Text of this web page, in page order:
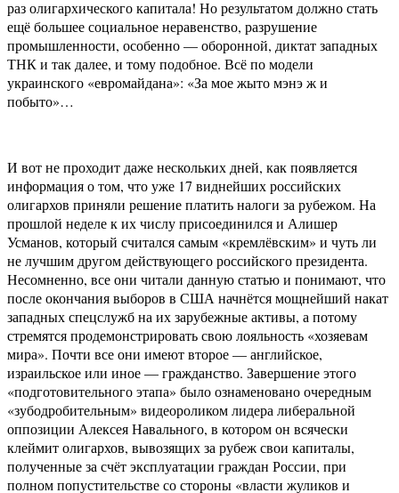
раз олигархического капитала! Но результатом должно стать
ещё большее социальное неравенство, разрушение
промышленности, особенно — оборонной, диктат западных
ТНК и так далее, и тому подобное. Всё по модели
украинского «евромайдана»: «За мое жыто мэнэ ж и
побыто»…
И вот не проходит даже нескольких дней, как появляется
информация о том, что уже 17 виднейших российских
олигархов приняли решение платить налоги за рубежом. На
прошлой неделе к их числу присоединился и Алишер
Усманов, который считался самым «кремлёвским» и чуть ли
не лучшим другом действующего российского президента.
Несомненно, все они читали данную статью и понимают, что
после окончания выборов в США начнётся мощнейший накат
западных спецслужб на их зарубежные активы, а потому
стремятся продемонстрировать свою лояльность «хозяевам
мира». Почти все они имеют второе — английское,
израильское или иное — гражданство. Завершение этого
«подготовительного этапа» было ознаменовано очередным
«зубодробительным» видеороликом лидера либеральной
оппозиции Алексея Навального, в котором он всячески
клеймит олигархов, вывозящих за рубеж свои капиталы,
полученные за счёт эксплуатации граждан России, при
полном попустительстве со стороны «власти жуликов и